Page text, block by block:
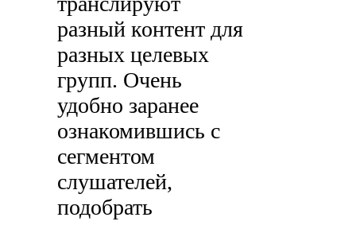
разный контент для
разных целевых
групп. Очень
удобно заранее
ознакомившись с
сегментом
слушателей,
подобрать